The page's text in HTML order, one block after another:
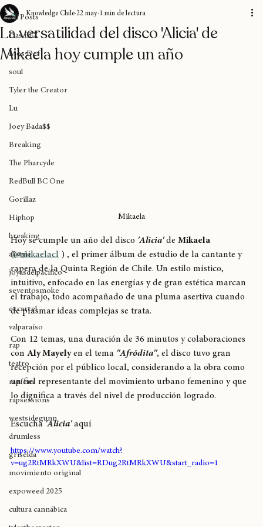
All Posts
Das EFX
Mos Def
soul
Tyler the Creator
Lu
Joey Bada$$
Breaking
The Pharcyde
RedBull BC One
Gorillaz
Hiphop
breaking
allstyle
joyasdelpacífico
seventosmoke
excarcel
valparaíso
teatro
rapfem
rapsessions
westsidegunn
drumless
griselda
movimiento original
expoweed 2025
cultura cannábica
All Posts
La versatilidad del disco 'Alicia' de
Mikaela hoy cumple un año
Knowledge Chile 22 may 1 min de lectura
Hoy se cumple un año del disco 'Alicia' de Mikaela
(@mikaelacl ) , el primer álbum de estudio de la cantante y
rapera de la Quinta Región de Chile. Un estilo místico,
intuitivo, enfocado en las energías y de gran estética marcan
el trabajo, todo acompañado de una pluma asertiva cuando
de plasmar ideas complejas se trata.
Con 12 temas, una duración de 36 minutos y colaboraciones
con Aly Mayely en el tema "Afródita", el disco tuvo gran
recepción por el público local, considerando a la obra como
un fiel representante del movimiento urbano femenino y que
Escucha
https://www.youtube.com/watch?
v=ug2RtMRkXWU&list=RDug2RtMRkXWU&start_radio=1